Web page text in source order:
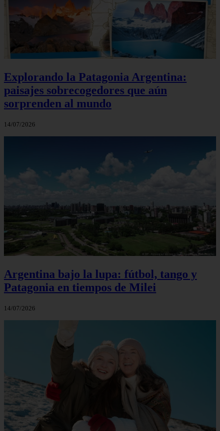
Explorando la Patagonia Argentina:
paisajes sobrecogedores que aún
sorprenden al mundo
14/07/2026
Argentina bajo la lupa: fútbol, tango y
Patagonia en tiempos de Milei
14/07/2026